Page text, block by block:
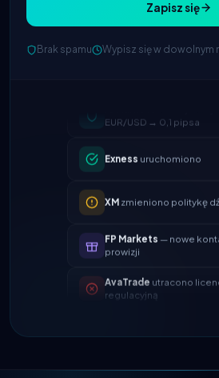
Zapisz się
Brak spamu Wypisz się w dowolnym
Exnessuruchomiono
FP Markets— nowe
AvaTrade
regulacyjną
Tickmillczas wypłaty
IC Marketszmniejszony